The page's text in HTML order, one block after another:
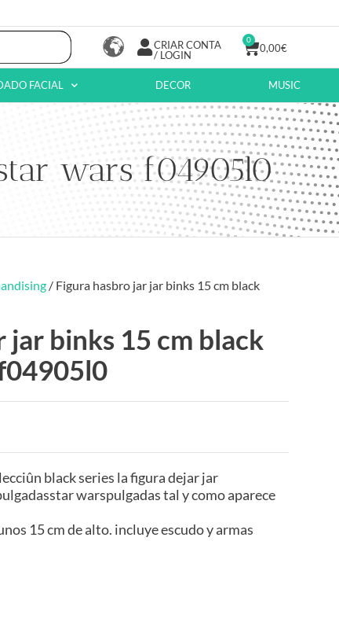
CRIAR CONTA
/ LOGIN
0,00€
0
FACIAL DECOR MUSIC
wars f04905l0
/ Figura hasbro jar jar binks 15 cm black
jar binks 15 cm black
black series la figura dejar jar
warspulgadas tal y como aparece
15 cm de alto. incluye escudo y armas